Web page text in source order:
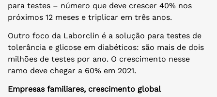
para testes – número que deve crescer 40% nos
próximos 12 meses e triplicar em três anos.
Outro foco da Laborclin é a solução para testes de
tolerância e glicose em diabéticos: são mais de dois
milhões de testes por ano. O crescimento nesse
ramo deve chegar a 60% em 2021.
Empresas familiares, crescimento global